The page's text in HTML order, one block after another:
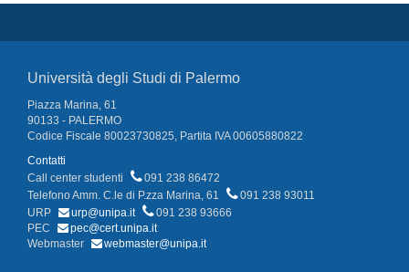
Università degli Studi di Palermo
Piazza Marina, 61
90133 - PALERMO
Codice Fiscale 80023730825, Partita IVA 00605880822
Contatti
Call center studenti
091 238 86472
Telefono Amm. C.le di P.zza Marina, 61
091 238 93011
URP
urp@unipa.it
091 238 93666
PEC
pec@cert.unipa.it
Webmaster
webmaster@unipa.it